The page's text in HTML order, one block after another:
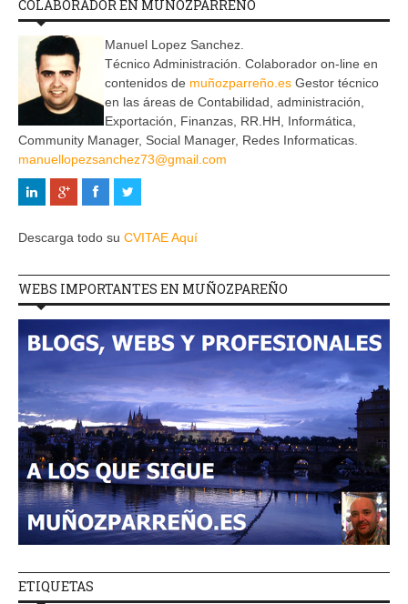
COLABORADOR EN MUÑOZPARREÑO
Manuel Lopez Sanchez.
Técnico Administración. Colaborador on-line en
contenidos de muñozparreño.es Gestor técnico
en las áreas de Contabilidad, administración,
Exportación, Finanzas, RR.HH, Informática,
Community Manager, Social Manager, Redes Informaticas.
manuellopezsanchez73@gmail.com
Descarga todo su CVITAE Aquí
WEBS IMPORTANTES EN MUÑOZPAREÑO
ETIQUETAS